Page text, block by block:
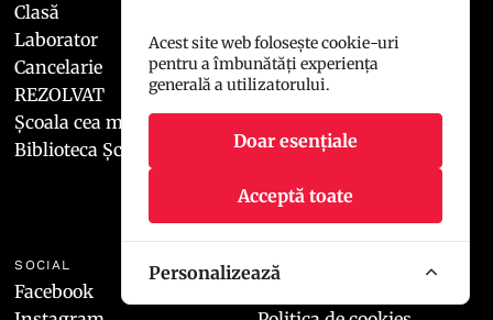
Clasă
Laborator
Cancelarie
REZOLVAT
Școala cea mai 9
Biblioteca Școala9
Redacția
Contact
SOCIAL
Facebook
LEGAL
Acest site web folosește cookie-uri
pentru a îmbunătăți experiența
generală a utilizatorului.
Doar esențiale
Acceptă toate
Personalizează